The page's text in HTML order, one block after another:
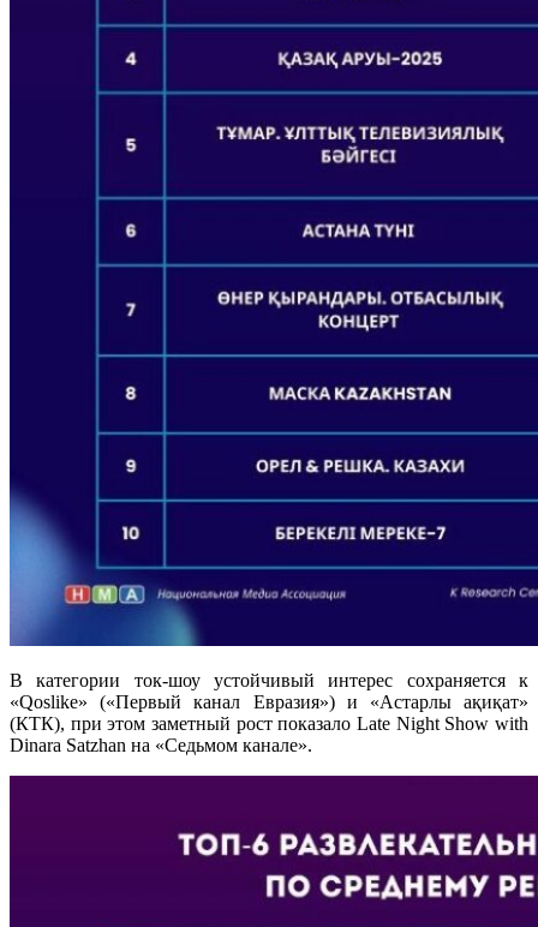
В категории ток-шоу устойчивый интерес сохраняется к
«Qoslike» («Первый канал Евразия») и «Астарлы ақиқат»
(КТК), при этом заметный рост показало Late Night Show with
Dinara Satzhan на «Седьмом канале».